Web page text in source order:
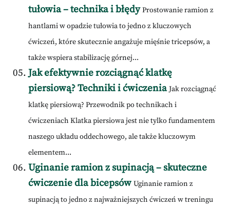
tułowia – technika i błędy Prostowanie ramion z
hantlami w opadzie tułowia to jedno z kluczowych
ćwiczeń, które skutecznie angażuje mięśnie tricepsów, a
także wspiera stabilizację górnej...
Jak efektywnie rozciągnąć klatkę
piersiową? Techniki i ćwiczenia Jak rozciągnąć
klatkę piersiową? Przewodnik po technikach i
ćwiczeniach Klatka piersiowa jest nie tylko fundamentem
naszego układu oddechowego, ale także kluczowym
elementem...
Uginanie ramion z supinacją – skuteczne
ćwiczenie dla bicepsów Uginanie ramion z
supinacją to jedno z najważniejszych ćwiczeń w treningu